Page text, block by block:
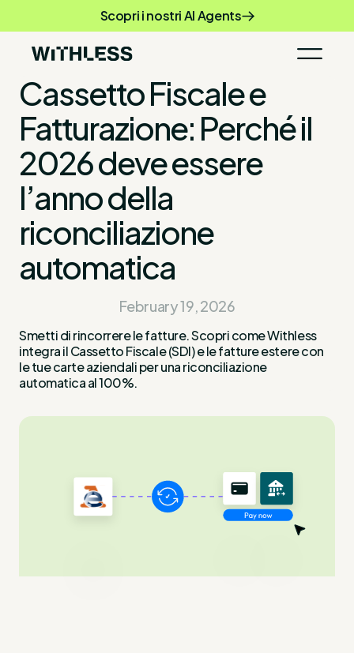
Scopri i nostri AI Agents
Cassetto Fiscale e
Fatturazione: Perché il
2026 deve essere
l’anno della
riconciliazione
automatica
February 19, 2026
Smetti di rincorrere le fatture. Scopri come Withless
integra il Cassetto Fiscale (SDI) e le fatture estere con
le tue carte aziendali per una riconciliazione
automatica al 100%.